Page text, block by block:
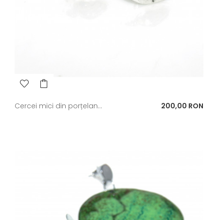
Cercei mici din porțelan... Pret
200,00 RON